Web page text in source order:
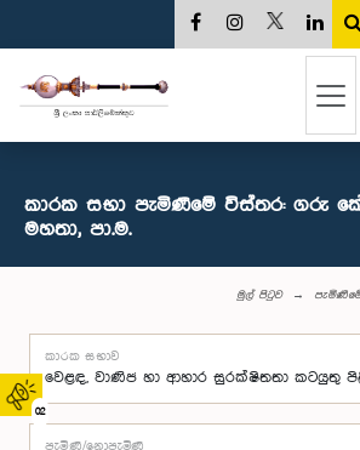
02
කාරක සභා පැමිණීමේ විස්තර: ගරු
මහතා, පා.ම.
මුල් පිටුව
කාරක සභාව
පැමිණි/නොපැමිණි